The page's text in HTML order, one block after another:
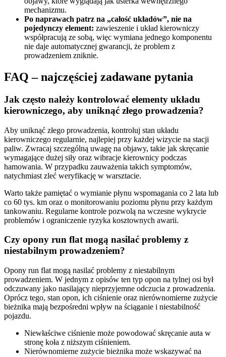
mechanizmu.
Po naprawach patrz na „całość układów”, nie na
pojedynczy element: zawieszenie i układ kierowniczy
współpracują ze sobą, więc wymiana jednego komponentu
nie daje automatycznej gwarancji, że problem z
prowadzeniem zniknie.
FAQ – najczęściej zadawane pytania
Jak często należy kontrolować elementy układu
kierowniczego, aby uniknąć złego prowadzenia?
Aby uniknąć złego prowadzenia, kontroluj stan układu
kierowniczego regularnie, najlepiej przy każdej wizycie na stacji
paliw. Zwracaj szczególną uwagę na objawy, takie jak skręcanie
wymagające dużej siły oraz wibracje kierownicy podczas
hamowania. W przypadku zauważenia takich symptomów,
natychmiast zleć weryfikację w warsztacie.
Warto także pamiętać o wymianie płynu wspomagania co 2 lata lub
co 60 tys. km oraz o monitorowaniu poziomu płynu przy każdym
tankowaniu. Regularne kontrole pozwolą na wczesne wykrycie
problemów i ograniczenie ryzyka kosztownych awarii.
Czy opony run flat mogą nasilać problemy z
niestabilnym prowadzeniem?
Opony run flat mogą nasilać problemy z niestabilnym
prowadzeniem. W jednym z opisów ten typ opon na tylnej osi był
odczuwany jako nasilający nieprzyjemne odczucia z prowadzenia.
Oprócz tego, stan opon, ich ciśnienie oraz nierównomierne zużycie
bieżnika mają bezpośredni wpływ na ściąganie i niestabilność
pojazdu.
Niewłaściwe ciśnienie może powodować skręcanie auta w
stronę koła z niższym ciśnieniem.
Nierównomierne zużycie bieżnika może wskazywać na